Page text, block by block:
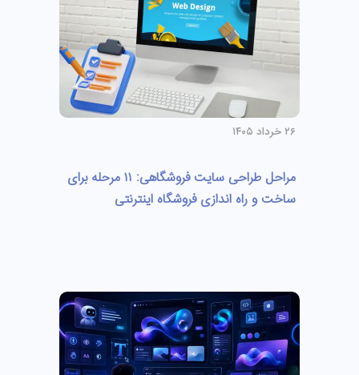
۲۶ خرداد ۱۴۰۵
مراحل طراحی سایت فروشگاهی: ۱۱ مرحله برای
ساخت و راه اندازی فروشگاه اینترنتی